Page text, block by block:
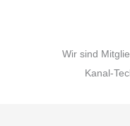
Wir sind
Kanal-